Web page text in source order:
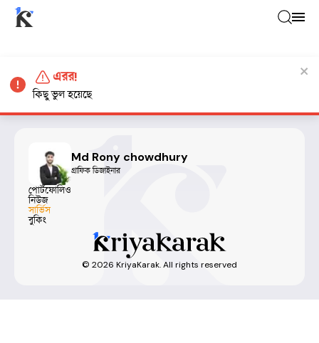
Md Rony chowdhury
গ্রাফিক ডিজাইনার
পোর্টফোলিও
নিউজ
সার্ভিস
বুকিং
© 2026 KriyaKarak. All rights reserved
এরর!
কিছু ভুল হয়েছে